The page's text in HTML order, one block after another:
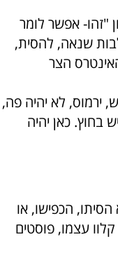
"זהו- אפשר לומר
שנאה, להסית,
הצר
ירמוס, לא יהיה פה,
בחוץ. כאן יהיה
הכפישו, או
עצמו, פוסטים